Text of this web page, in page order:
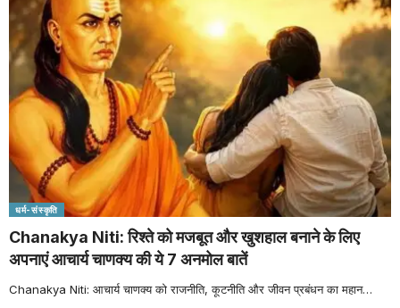
धर्म-संस्कृति
Chanakya Niti: रिश्ते को मजबूत और खुशहाल बनाने के लिए
अपनाएं आचार्य चाणक्य की ये 7 अनमोल बातें
Chanakya Niti: आचार्य चाणक्य को राजनीति, कूटनीति और जीवन प्रबंधन का महान…